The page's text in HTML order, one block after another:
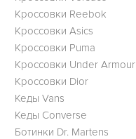
Кроссовки Reebok
Кроссовки Asics
Кроссовки Puma
Кроссовки Under Armour
Кроссовки Dior
Кеды Vans
Кеды Converse
Ботинки Dr. Martens